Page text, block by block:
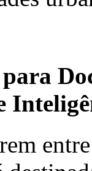
para